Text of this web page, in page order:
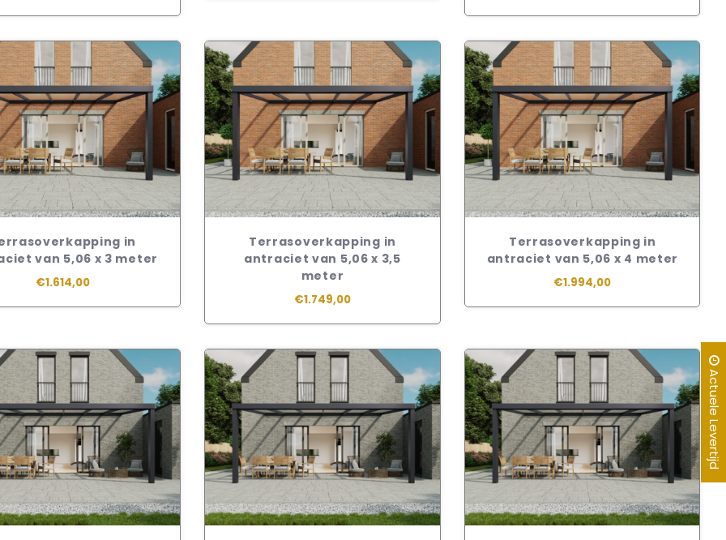
in
van 5,06 x 3 meter
€1.614,00
Terrasoverkapping in
antraciet van 5,06 x 3,5
meter
€1.749,00
Terrasoverkapping in
antraciet van 5,06 x 4 meter
€1.994,00
Actuele Levertijd